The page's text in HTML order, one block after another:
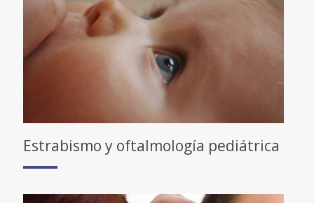
Estrabismo y oftalmología pediátrica